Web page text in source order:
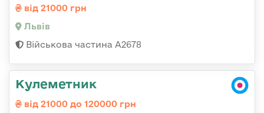
від 21000 грн
Львів
Військова частина А2678
Кулеметник
від 21000 до 120000 грн